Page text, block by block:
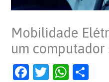
Mobilidade
um computador
F
T
W